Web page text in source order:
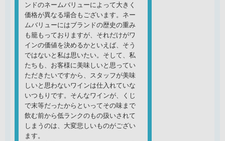
ンドのネームバリューによって大きく
価格が異なる場合もございます。ネー
ムバリューにはブランドの歴史の重み
も籠もっておりますが、それだけがワ
インの価値を決めるかといえば、そう
ではないと私は思いたい。そして、私
たちも、お客様に美味しいと思ってい
ただきたいですから、スタッフが美味
しいと思わないワインは仕入れていな
いつもりです。そんなワインが、くじ
で末等だったからといってその味まで
飲む前から低ランクのもの扱いされて
しまうのは、大変悲しいものがござい
ます。